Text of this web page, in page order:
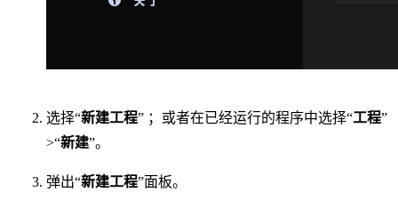
选择“新建工程” ；或者在已经运行的程序中选择“工程”
>“新建”。
弹出“新建工程”面板。